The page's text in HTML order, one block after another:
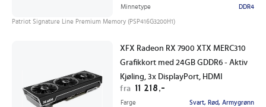
Minnetype
DDR4
Patriot Signature Line Premium Memory (PSP416G3200H1)
XFX Radeon RX 7900 XTX MERC310
Grafikkort med 24GB GDDR6 - Aktiv
Kjøling, 3x DisplayPort, HDMI
fra 11 218,-
Farge
Svart, Rød, Armygrønn